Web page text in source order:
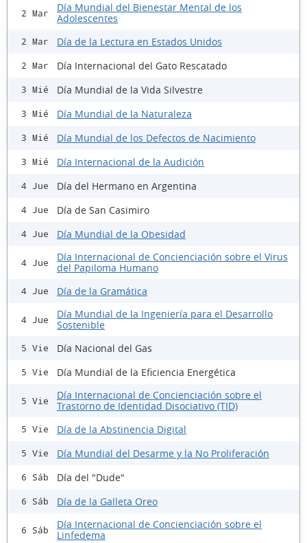
2 Mar
Día Mundial del Bienestar Mental de los
Adolescentes
2 Mar Día de la Lectura en Estados Unidos
2 Mar Día Internacional del Gato Rescatado
3 Mié Día Mundial de la Vida Silvestre
3 Mié Día Mundial de la Naturaleza
3 Mié Día Mundial de los Defectos de Nacimiento
3 Mié Día Internacional de la Audición
4 Jue Día del Hermano en Argentina
4 Jue Día de San Casimiro
4 Jue Día Mundial de la Obesidad
4 Jue
Día Internacional de Concienciación sobre el Virus
del Papiloma Humano
4 Jue Día de la Gramática
4 Jue
Día Mundial de la Ingeniería para el Desarrollo
Sostenible
5 Vie Día Nacional del Gas
5 Vie Día Mundial de la Eficiencia Energética
5 Vie
Día Internacional de Concienciación sobre el
Trastorno de Identidad Disociativo (TID)
5 Vie Día de la Abstinencia Digital
5 Vie Día Mundial del Desarme y la No Proliferación
6 Sáb Día del "Dude"
6 Sáb Día de la Galleta Oreo
6 Sáb
Día Internacional de Concienciación sobre el
Linfedema